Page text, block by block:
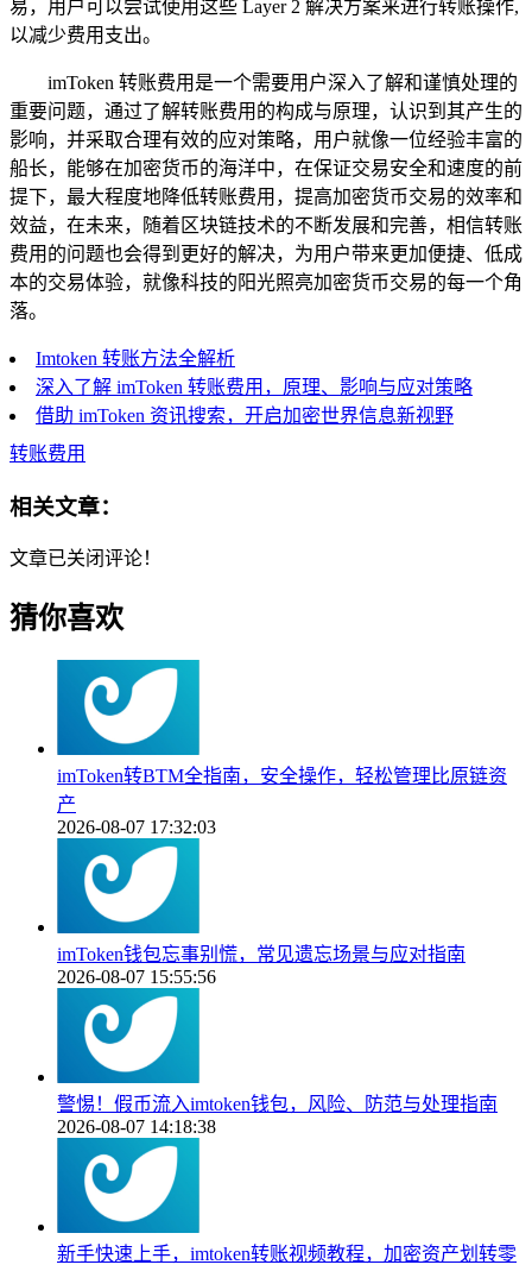
易，用户可以尝试使用这些 Layer 2 解决方案来进行转账操作,
以减少费用支出。
imToken 转账费用是一个需要用户深入了解和谨慎处理的
重要问题，通过了解转账费用的构成与原理，认识到其产生的
影响，并采取合理有效的应对策略，用户就像一位经验丰富的
船长，能够在加密货币的海洋中，在保证交易安全和速度的前
提下，最大程度地降低转账费用，提高加密货币交易的效率和
效益，在未来，随着区块链技术的不断发展和完善，相信转账
费用的问题也会得到更好的解决，为用户带来更加便捷、低成
本的交易体验，就像科技的阳光照亮加密货币交易的每一个角
落。
Imtoken 转账方法全解析
深入了解 imToken 转账费用，原理、影响与应对策略
借助 imToken 资讯搜索，开启加密世界信息新视野
转账费用
相关文章：
文章已关闭评论！
猜你喜欢
imToken转BTM全指南，安全操作，轻松管理比原链资
产
2026-08-07 17:32:03
imToken钱包忘事别慌，常见遗忘场景与应对指南
2026-08-07 15:55:56
警惕！假币流入imtoken钱包，风险、防范与处理指南
2026-08-07 14:18:38
新手快速上手，imtoken转账视频教程，加密资产划转零